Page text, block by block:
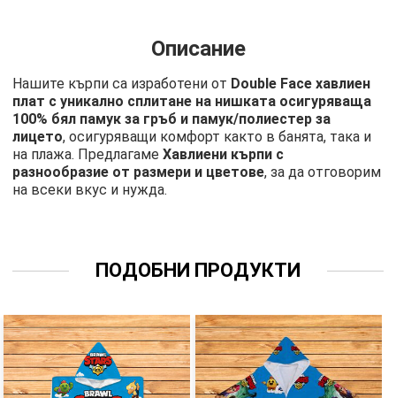
Описание
Нашите кърпи са изработени от Double Face хавлиен
плат с уникално сплитане на нишката осигуряваща
100% бял памук за гръб и памук/полиестер за
лицето, осигуряващи комфорт както в банята, така и
на плажа. ПредлагамеХавлиени кърпи с
разнообразие от размери и цветове, за да отговорим
на всеки вкус и нужда.
ПОДОБНИ ПРОДУКТИ